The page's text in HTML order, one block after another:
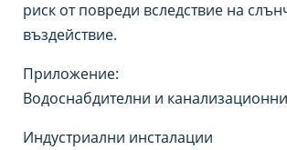
риск от повреди вследствие на
въздействие.
Приложение:
Водоснабдителни и
Индустриални инсталации